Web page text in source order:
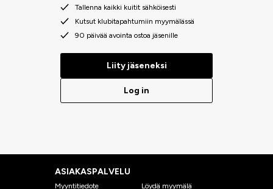
Tallenna kaikki kuitit sähköisesti
Kutsut klubitapahtumiin myymälässä
90 päivää avointa ostoa jäsenille
Liity jäseneksi
Log in
ASIAKASPALVELU
Myyntitiedote
Löydä myymälä